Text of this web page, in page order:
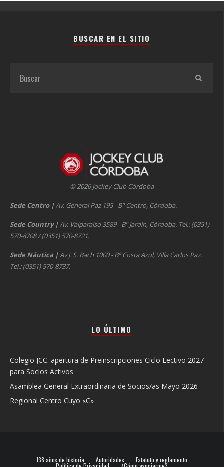
BUSCAR EN EL SITIO
© 2026 Jockey Club Córdoba
Sede Centro |Av. General Paz 195 - Bº Centro, Córdoba.
Sede Country |Av. Valparaíso 3589 - Bº Jardín, Córdoba. Tel.: (0351)
570-8708 / (0351) 570-8721.
Sede Náutica |Av J. S. Bach 1000 - Bº Costa Azul, Villa Carlos Paz.
Tel.: (0351) 570-8737.
LO ÚLTIMO
Colegio JCC: apertura de Preinscripciones Ciclo Lectivo 2027
para Socios Activos
Asamblea General Extraordinaria de Socios/as Mayo 2026
Regional Centro Cuyo «C»
138 años de historia Autoridades Estatuto y reglamento